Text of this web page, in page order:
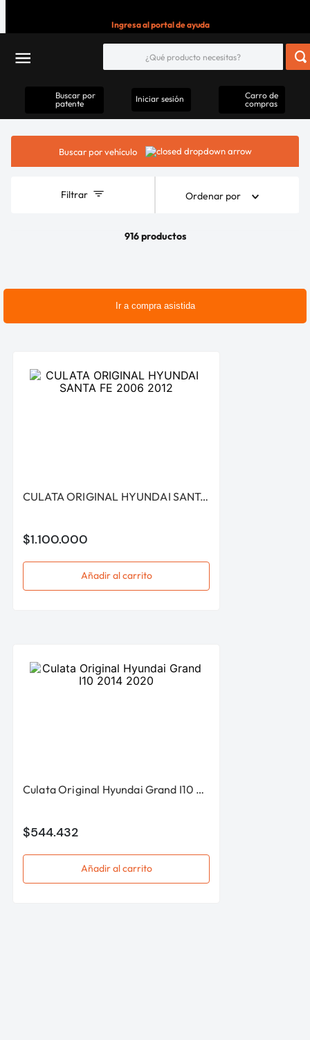
Ingresa al portal de ayuda
Buscar por
patente
Iniciar sesión
Carro de
compras
Buscar por vehículo
Filtrar Ordenar por
916 productos
Ir a compra asistida
CULATA ORIGINAL HYUNDAI SANTA FE 2006 2012
$1.100.000
Añadir al carrito
Culata Original Hyundai Grand I10 2014 2020
$544.432
Añadir al carrito